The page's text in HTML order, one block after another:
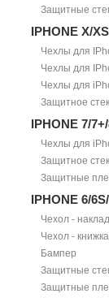
Защитные
IPHONE X/
Чехлы для
Чехлы для
Чехлы для
Защитное
IPHONE 7/
Чехлы для
Защитное
Защитные
IPHONE 6/
Чехол -
Чехол - книжка
Бампер
Защитные
Защитные